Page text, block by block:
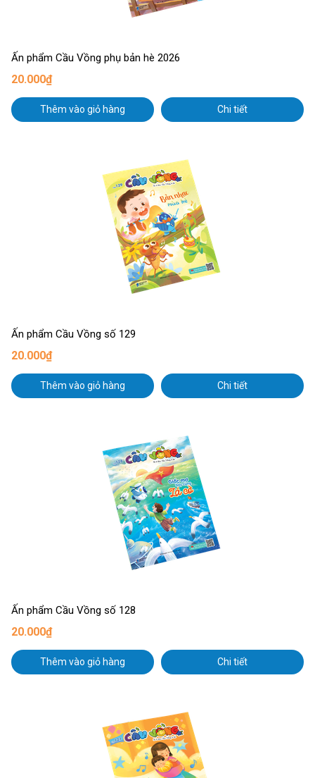
Ấn phẩm Cầu Vồng phụ bản hè 2026
20.000₫
Thêm vào giỏ hàng Chi tiết
Ấn phẩm Cầu Vồng số 129
20.000₫
Thêm vào giỏ hàng Chi tiết
Ấn phẩm Cầu Vồng số 128
20.000₫
Thêm vào giỏ hàng Chi tiết